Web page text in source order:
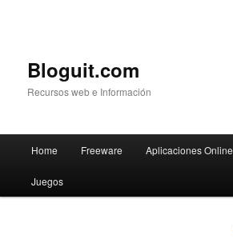
Bloguit.com
Recursos web e Información
Skip
to
Home Freeware Aplicaciones Online
Juegos